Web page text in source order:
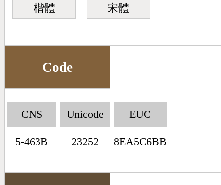
楷體 宋體
Code
CNS
5-463B
Unicode
23252
EUC
8EA5C6BB